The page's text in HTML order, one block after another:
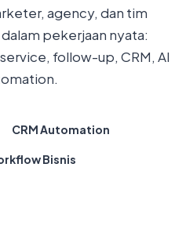
agency, dan tim
pekerjaan nyata:
follow-up, CRM, AI
CRM Automation
Bisnis